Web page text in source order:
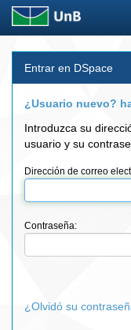
navigationEntrar en DSpace
¿Usuario nuevo?
Introduzca su
usuario y su
Dirección de correo
Contraseña:
¿Olvidó su